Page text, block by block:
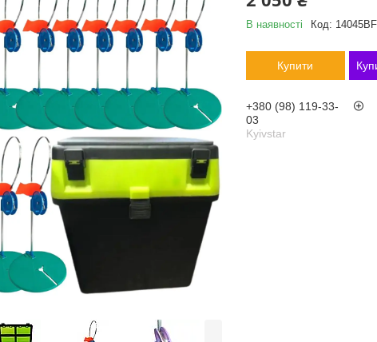
В наявності Код:
Купити
+380 (98) 119-33-
03
Kyivstar